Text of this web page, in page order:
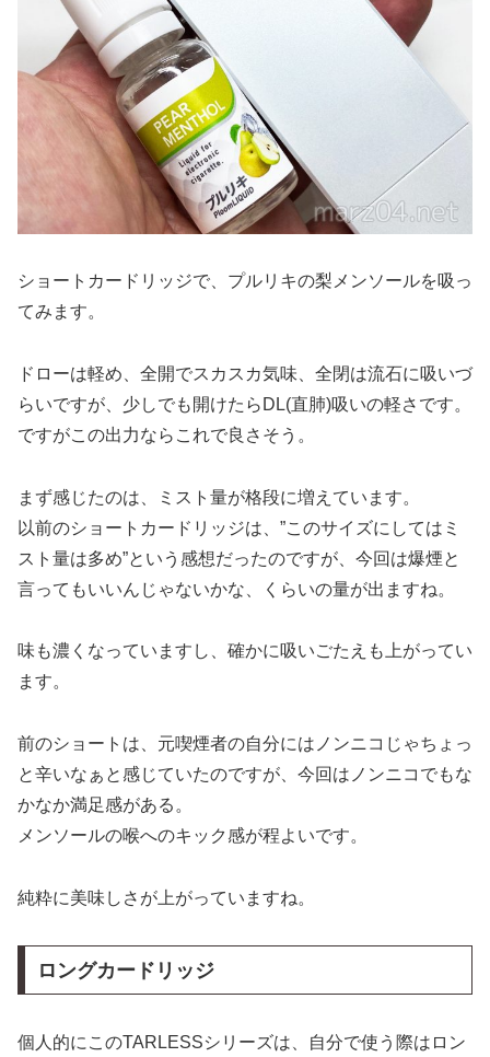
ショートカードリッジで、プルリキの梨メンソールを吸っ
てみます。
ドローは軽め、全開でスカスカ気味、全閉は流石に吸いづ
らいですが、少しでも開けたらDL(直肺)吸いの軽さです。
ですがこの出力ならこれで良さそう。
まず感じたのは、ミスト量が格段に増えています。
以前のショートカードリッジは、”このサイズにしてはミ
スト量は多め”という感想だったのですが、今回は爆煙と
言ってもいいんじゃないかな、くらいの量が出ますね。
味も濃くなっていますし、確かに吸いごたえも上がってい
ます。
前のショートは、元喫煙者の自分にはノンニコじゃちょっ
と辛いなぁと感じていたのですが、今回はノンニコでもな
かなか満足感がある。
メンソールの喉へのキック感が程よいです。
純粋に美味しさが上がっていますね。
ロングカードリッジ
個人的にこのTARLESSシリーズは、自分で使う際はロン